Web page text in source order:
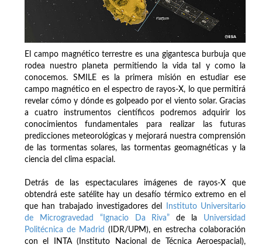
El campo magnético terrestre es una gigantesca burbuja que
rodea nuestro planeta permitiendo la vida tal y como la
conocemos. SMILE es la primera misión en estudiar ese
campo magnético en el espectro de rayos-X, lo que permitirá
revelar cómo y dónde es golpeado por el viento solar. Gracias
a cuatro instrumentos científicos podremos adquirir los
conocimientos fundamentales para realizar las futuras
predicciones meteorológicas y mejorará nuestra comprensión
de las tormentas solares, las tormentas geomagnéticas y la
ciencia del clima espacial.
Detrás de las espectaculares imágenes de rayos-X que
obtendrá este satélite hay un desafío térmico extremo en el
que han trabajado investigadores del
Instituto Universitario
de Microgravedad “Ignacio Da Riva” de la Universidad
Politécnica de Madrid (IDR/UPM), en estrecha colaboración
con el INTA (Instituto Nacional de Técnica Aeroespacial),